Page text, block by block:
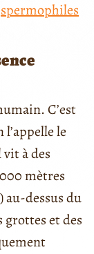
spermophiles
C’est
le
à des
mètres
au-dessus du
grottes et des